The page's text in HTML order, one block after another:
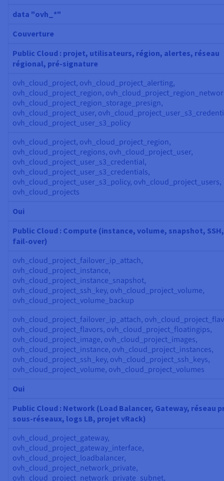
data "ovh_*"
Couverture
Public Cloud : projet, utilisateurs, région, alertes, réseau
régional, pré-signature
ovh_cloud_project, ovh_cloud_project_alerting,
ovh_cloud_project_region,
ovh_cloud_project_region_storage_presign,
ovh_cloud_project_user,
ovh_cloud_project_user_s3_policy
ovh_cloud_project, ovh_cloud_project_region,
ovh_cloud_project_regions, ovh_cloud_project_user,
ovh_cloud_project_user_s3_credential,
ovh_cloud_project_user_s3_credentials,
ovh_cloud_project_user_s3_policy, ovh_cloud_project_users,
ovh_cloud_projects
Oui
Public Cloud : Compute (instance, volume, snapshot,
fail-over)
ovh_cloud_project_failover_ip_attach,
ovh_cloud_project_instance,
ovh_cloud_project_instance_snapshot,
ovh_cloud_project_ssh_key, ovh_cloud_project_volume,
ovh_cloud_project_volume_backup
ovh_cloud_project_failover_ip_attach,
ovh_cloud_project_flavors, ovh_cloud_project_floatingips,
ovh_cloud_project_image, ovh_cloud_project_images,
ovh_cloud_project_instance, ovh_cloud_project_instances,
ovh_cloud_project_ssh_key, ovh_cloud_project_ssh_keys,
ovh_cloud_project_volume, ovh_cloud_project_volumes
Oui
Public Cloud : Network (Load Balancer, Gateway, réseau
sous-réseaux, logs LB, projet vRack)
ovh_cloud_project_gateway,
ovh_cloud_project_gateway_interface,
ovh_cloud_project_loadbalancer,
ovh_cloud_project_network_private,
ovh_cloud_project_network_private_subnet,